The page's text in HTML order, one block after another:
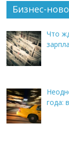
Бизнес-
Что
года: